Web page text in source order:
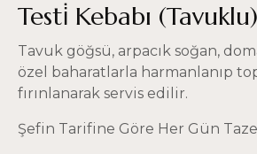
Testi̇ Kebabı (Tavuklu)
Tavuk göğsü, arpacık soğan,
özel baharatlarla harmanlanıp
fırınlanarak servis edilir.
Şefin Tarifine Göre Her Gün Taze